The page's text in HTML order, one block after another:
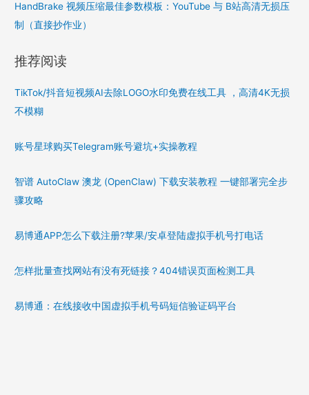
HandBrake 视频压缩最佳参数模板：YouTube 与 B站高清无损压
制（直接抄作业）
推荐阅读
TikTok/抖音短视频AI去除LOGO水印免费在线工具 ，高清4K无损
不模糊
账号星球购买Telegram账号避坑+实操教程
智谱 AutoClaw 澳龙 (OpenClaw) 下载安装教程 一键部署完全步
骤攻略
易博通APP怎么下载注册?苹果/安卓登陆虚拟手机号打电话
怎样批量查找网站有没有死链接？404错误页面检测工具
易博通：在线接收中国虚拟手机号码短信验证码平台